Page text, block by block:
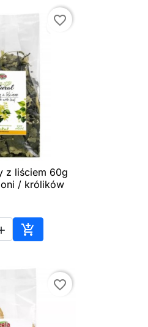
favorite_border
podgląd
z liściem 60g
/ królików

Dodaj do koszyka
favorite_border